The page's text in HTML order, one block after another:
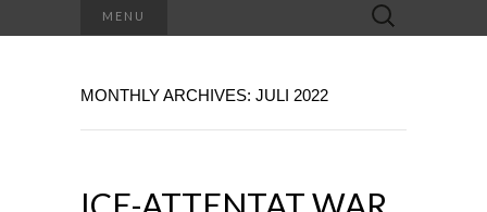
MENU
Suche
nach:
MONTHLY ARCHIVES: JULI 2022